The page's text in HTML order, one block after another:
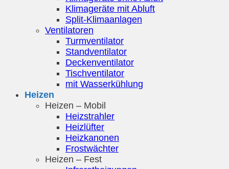
Klimageräte mit Abluft
Split-Klimaanlagen
Ventilatoren
Turmventilator
Standventilator
Deckenventilator
Tischventilator
mit Wasserkühlung
Heizen
Heizen – Mobil
Heizstrahler
Heizlüfter
Heizkanonen
Frostwächter
Heizen – Fest